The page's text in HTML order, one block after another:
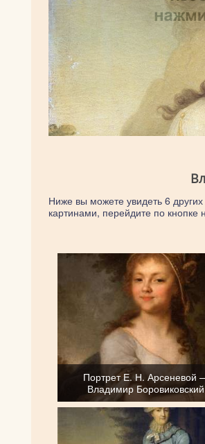
Ниже вы можете увидеть 6
картинами, перейдите по кнопке
Портрет Е. Н. Арсеневой
Владимир Боровиковский